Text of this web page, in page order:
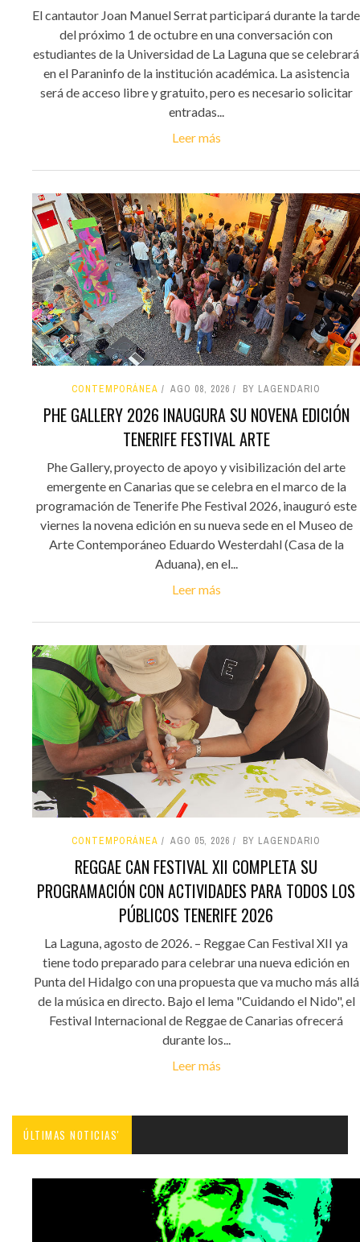
El cantautor Joan Manuel Serrat participará durante la tarde
del próximo 1 de octubre en una conversación con
estudiantes de la Universidad de La Laguna que se celebrará
en el Paraninfo de la institución académica. La asistencia
será de acceso libre y gratuito, pero es necesario solicitar
entradas...
Leer más
CONTEMPORÁNEA AGO 08, 2026 BY LAGENDARIO
PHE GALLERY 2026 INAUGURA SU NOVENA EDICIÓN
TENERIFE FESTIVAL ARTE
Phe Gallery, proyecto de apoyo y visibilización del arte
emergente en Canarias que se celebra en el marco de la
programación de Tenerife Phe Festival 2026, inauguró este
viernes la novena edición en su nueva sede en el Museo de
Arte Contemporáneo Eduardo Westerdahl (Casa de la
Aduana), en el...
Leer más
CONTEMPORÁNEA AGO 05, 2026 BY LAGENDARIO
REGGAE CAN FESTIVAL XII COMPLETA SU
PROGRAMACIÓN CON ACTIVIDADES PARA TODOS LOS
PÚBLICOS TENERIFE 2026
La Laguna, agosto de 2026. – Reggae Can Festival XII ya
tiene todo preparado para celebrar una nueva edición en
Punta del Hidalgo con una propuesta que va mucho más allá
de la música en directo. Bajo el lema "Cuidando el Nido", el
Festival Internacional de Reggae de Canarias ofrecerá
durante los...
Leer más
ÚLTIMAS NOTICIAS'